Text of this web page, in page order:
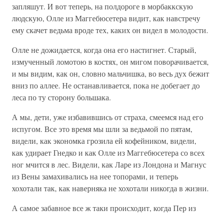
запляшут. И вот теперь, на полдороге в морбаккскую
людскую, Олле из Маггебюсетера видит, как навстречу
ему скачет ведьма вроде тех, каких он видел в молодости.
Олле не дожидается, когда она его настигнет. Старый,
измученный ломотою в костях, он мигом поворачивается,
и мы видим, как он, словно мальчишка, во весь дух бежит
вниз по аллее. Не останавливается, пока не добегает до
леса по ту сторону большака.
А мы, дети, уже избавившись от страха, смеемся над его
испугом. Все это время мы шли за ведьмой по пятам,
видели, как экономка грозила ей кофейником, видели,
как удирает Гнедко и как Олле из Маггебюсетера со всех
ног мчится в лес. Видели, как Ларе из Лондона и Магнус
из Вены замахивались на нее топорами, и теперь
хохотали так, как наверняка не хохотали никогда в жизни.
А самое забавное все ж таки происходит, когда Пер из